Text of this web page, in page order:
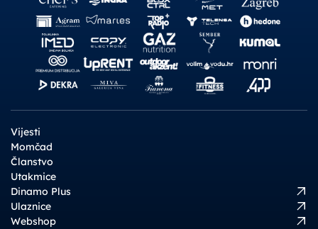
Vijesti
Momčad
Članstvo
Utakmice
Dinamo Plus
Ulaznice
Webshop